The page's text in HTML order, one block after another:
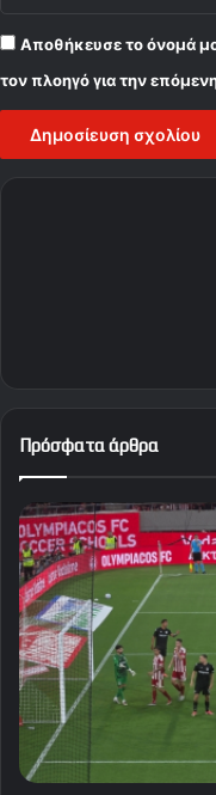
Αποθήκευσε το όνομά
τον πλοηγό για την
Πρόσφατα άρθρα